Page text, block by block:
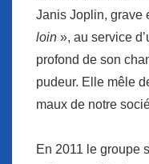
Janis Joplin, grave
loin », au service
profond de son
pudeur. Elle mêle
maux de notre
En 2011 le groupe